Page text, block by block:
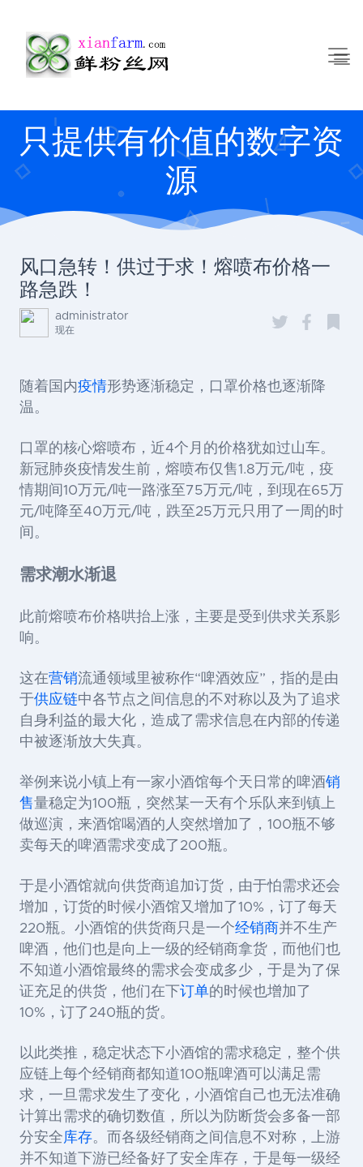
只提供有价值的数字资
源
风口急转！供过于求！熔喷布价格一
路急跌！
administrator
现在
随着国内疫情形势逐渐稳定，口罩价格也逐渐降
温。
口罩的核心熔喷布，近4个月的价格犹如过山车。
新冠肺炎疫情发生前，熔喷布仅售1.8万元/吨，疫
情期间10万元/吨一路涨至75万元/吨，到现在65万
元/吨降至40万元/吨，跌至25万元只用了一周的时
间。
需求潮水渐退
此前熔喷布价格哄抬上涨，主要是受到供求关系影
响。
这在营销流通领域里被称作“啤酒效应”，指的是由
于供应链中各节点之间信息的不对称以及为了追求
自身利益的最大化，造成了需求信息在内部的传递
中被逐渐放大失真。
举例来说小镇上有一家小酒馆每个天日常的啤酒销
售量稳定为100瓶，突然某一天有个乐队来到镇上
做巡演，来酒馆喝酒的人突然增加了，100瓶不够
卖每天的啤酒需求变成了200瓶。
于是小酒馆就向供货商追加订货，由于怕需求还会
增加，订货的时候小酒馆又增加了10%，订了每天
220瓶。小酒馆的供货商只是一个经销商并不生产
啤酒，他们也是向上一级的经销商拿货，而他们也
不知道小酒馆最终的需求会变成多少，于是为了保
证充足的供货，他们在下订单的时候也增加了
10%，订了240瓶的货。
以此类推，稳定状态下小酒馆的需求稳定，整个供
应链上每个经销商都知道100瓶啤酒可以满足需
求，一旦需求发生了变化，小酒馆自己也无法准确
计算出需求的确切数值，所以为防断货会多备一部
分安全库存。而各级经销商之间信息不对称，上游
并不知道下游已经备好了安全库存，于是每一级经